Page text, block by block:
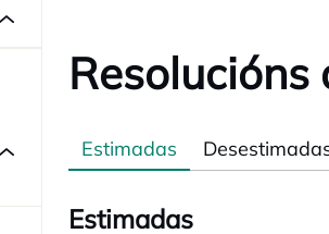
Estimadas
Estimadas